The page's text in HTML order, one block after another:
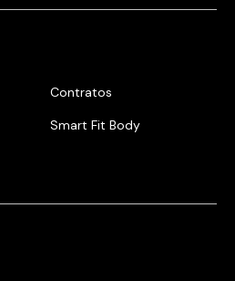
Contratos
Smart Fit Body